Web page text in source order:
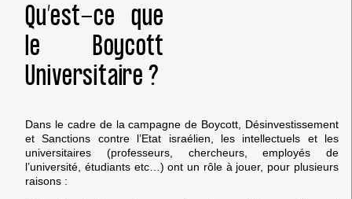
Qu’est-ce que
le Boycott
Universitaire ?
Dans le cadre de la campagne de Boycott, Désinvestissement
et Sanctions contre l’Etat israélien, les intellectuels et les
universitaires (professeurs, chercheurs, employés de
l’université, étudiants etc…) ont un rôle à jouer, pour plusieurs
raisons :